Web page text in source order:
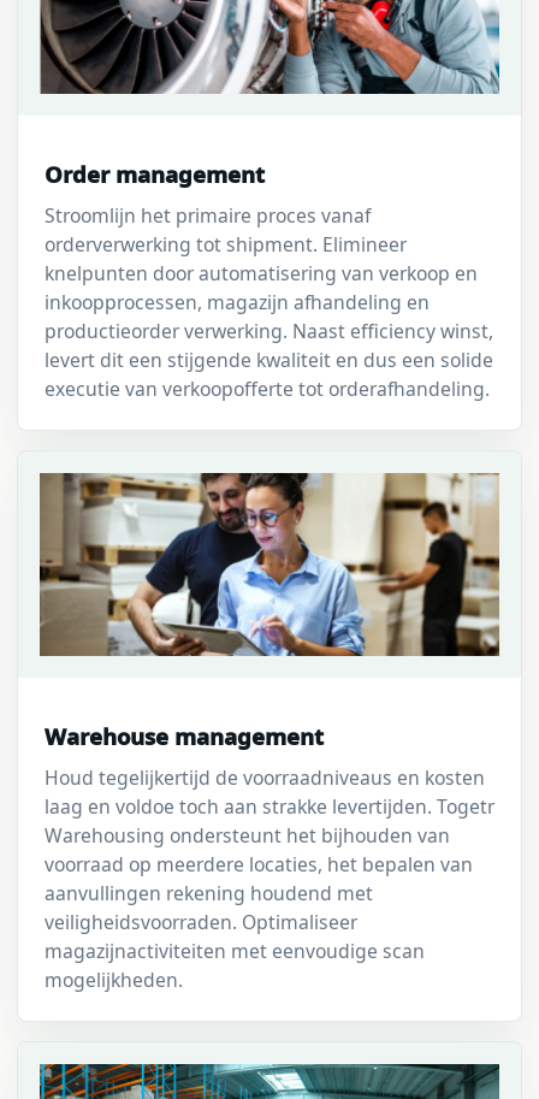
Order management
Stroomlijn het primaire proces vanaf
orderverwerking tot shipment. Elimineer
knelpunten door automatisering van verkoop en
inkoopprocessen, magazijn afhandeling en
productieorder verwerking. Naast efficiency winst,
levert dit een stijgende kwaliteit en dus een solide
executie van verkoopofferte tot orderafhandeling.
Warehouse management
Houd tegelijkertijd de voorraadniveaus en kosten
laag en voldoe toch aan strakke levertijden. Togetr
Warehousing ondersteunt het bijhouden van
voorraad op meerdere locaties, het bepalen van
aanvullingen rekening houdend met
veiligheidsvoorraden. Optimaliseer
magazijnactiviteiten met eenvoudige scan
mogelijkheden.